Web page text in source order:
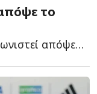
το
Με μαύρα περιβραχιόνια θα αγωνιστεί απόψε η ΑΕΚ στο φ...